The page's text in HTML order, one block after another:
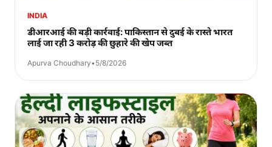
INDIA
डीआरआई की बड़ी कार्रवाई: पाकिस्तान से दुबई के रास्ते भारत
लाई जा रही 3 करोड़ की छुहारे की खेप जब्त
Apurva Choudhary•5/8/2026